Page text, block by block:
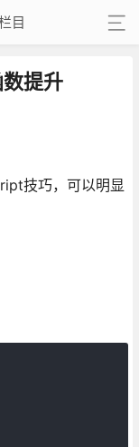
目
提升
技巧，可以明显